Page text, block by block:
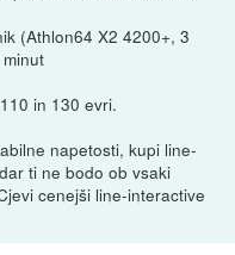
(Athlon64 X2 4200+, 3
in 130 evri.
napetosti, kupi line-
ti ne bodo ob vsaki
cenejši line-interactive